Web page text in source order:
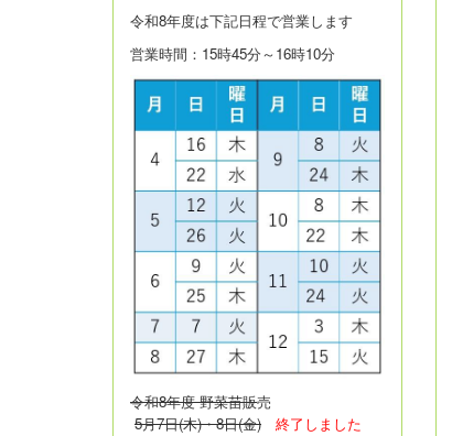
令和8年度は下記日程で営業します
営業時間：15時45分～16時10分
令和8年度 野菜苗販売
5月7日(木)・8日(金)
終了しました